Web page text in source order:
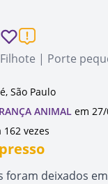
| Porte
São Paulo
ANIMAL em
vezes
foram deixados